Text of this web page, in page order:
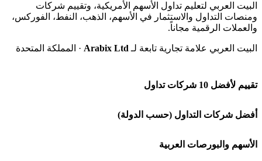
البيت العربي لتعليم تداول الأسهم الأمريكية، وتقييم شركات
ومنصات التداول والاستثمار في الأسهم، الذهب، النفط، الفوركس،
والعملات الرقمية مجاناً.
البيت العربي علامة تجارية تابعة لـ Arabix Ltd · المملكة المتحدة
تقييم لأفضل 10 شركات تداول
شركة Capital.com
افاتريد AvaTrade
أفضل شركات التداول (حسب الدولة)
شركات تداول في السعودية
الأسهم والبورصات العربية